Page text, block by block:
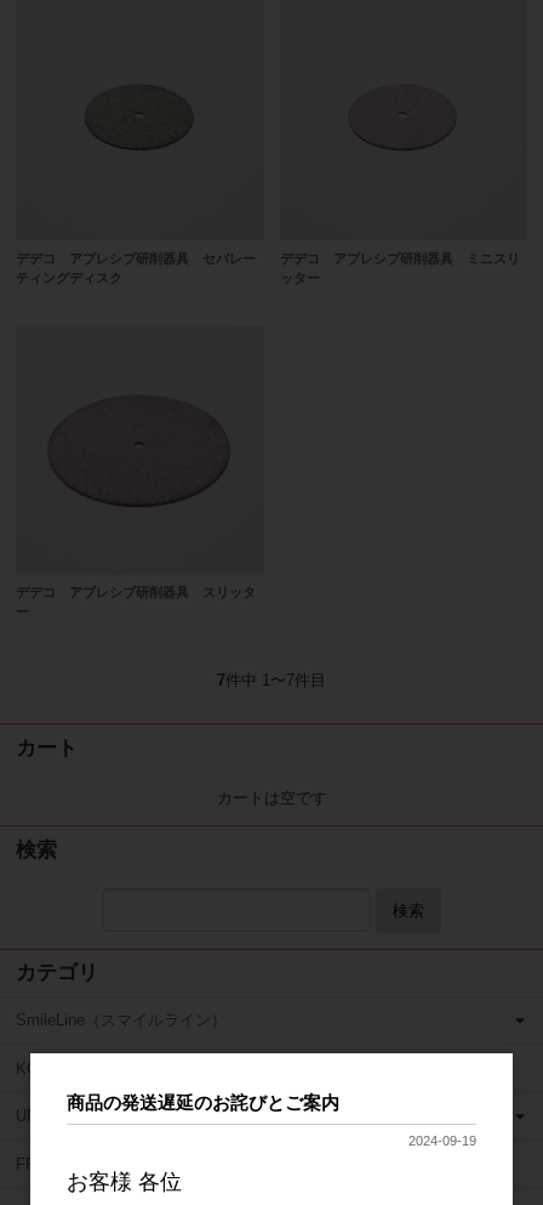
デデコ アブレシブ研削器具 セパレー
ティングディスク
デデコ アブレシブ研削器具 ミニスリ
ッター
デデコ アブレシブ研削器具 スリッタ
ー
7件中 1〜7件目
カート
カートは空です
検索
検索
カテゴリ
SmileLine（スマイルライン）
KOHLER（コーラー）
UNITED DENTAL GROUP（ユナイテッド デンタル グループ）
FRAG REMOVER（フラグリムーバー）
商品の発送遅延のお詫びとご案内
2024-09-19
お客様 各位